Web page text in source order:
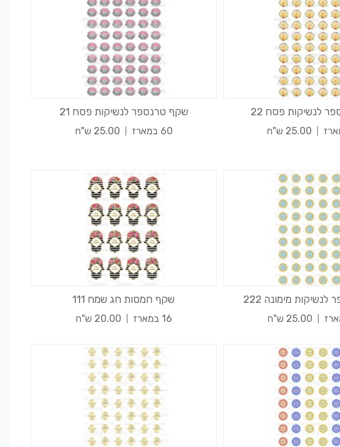
לנשיקות פסח 22
25.00 ש"ח
שקף טרנספר לנשיקות פסח 21
60 במארז 25.00 ש"ח
מימונה 222
25.00 ש"ח
שקף חמסות חג שמח 111
16 במארז 20.00 ש"ח